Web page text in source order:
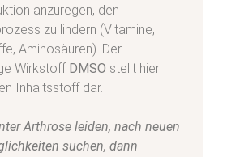
anzuregen, den
zu lindern (Vitamine,
Aminosäuren). Der
Wirkstoff DMSO stellt hier
Inhaltsstoff dar.
Arthrose leiden, nach neuen
suchen, dann